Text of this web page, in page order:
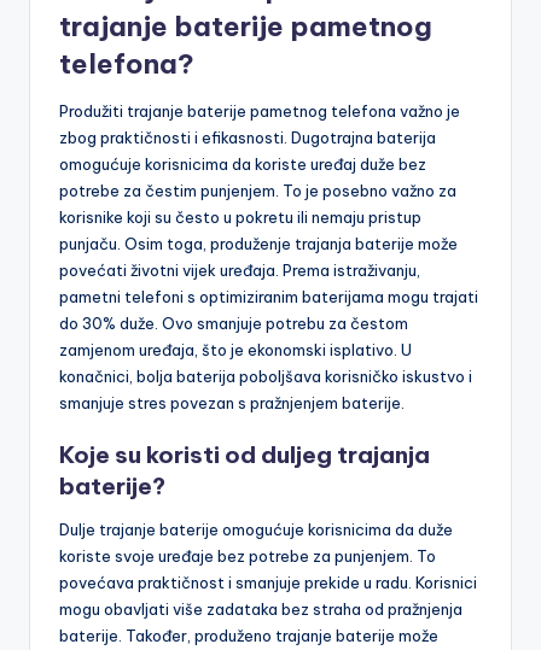
trajanje baterije pametnog
telefona?
Produžiti trajanje baterije pametnog telefona važno je
zbog praktičnosti i efikasnosti. Dugotrajna baterija
omogućuje korisnicima da koriste uređaj duže bez
potrebe za čestim punjenjem. To je posebno važno za
korisnike koji su često u pokretu ili nemaju pristup
punjaču. Osim toga, produženje trajanja baterije može
povećati životni vijek uređaja. Prema istraživanju,
pametni telefoni s optimiziranim baterijama mogu trajati
do 30% duže. Ovo smanjuje potrebu za čestom
zamjenom uređaja, što je ekonomski isplativo. U
konačnici, bolja baterija poboljšava korisničko iskustvo i
smanjuje stres povezan s pražnjenjem baterije.
Koje su koristi od duljeg trajanja
baterije?
Dulje trajanje baterije omogućuje korisnicima da duže
koriste svoje uređaje bez potrebe za punjenjem. To
povećava praktičnost i smanjuje prekide u radu. Korisnici
mogu obavljati više zadataka bez straha od pražnjenja
baterije. Također, produženo trajanje baterije može